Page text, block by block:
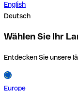
English
Deutsch
Wählen Sie Ihr
Entdecken Sie unsere
Europe